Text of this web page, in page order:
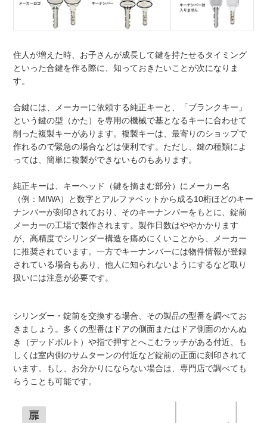
住人が増えた時、お子さんが成長して鍵を持たせるタイミング
といった合鍵を作る際に、知っておきたいことが次になりま
す。
合鍵には、メーカーに依頼する純正キーと、「ブランクキー」
という鍵の型（かた）を専用の機械で基となるキーに合わせて
削った複製キーがあります。複製キーは、最寄りのショップで
作れるので緊急の場合などは便利です。ただし、鍵の種類によ
っては、簡単に複製ができないものもあります。
純正キーは、キーヘッド（鍵を摘まむ部分）にメーカー名
（例：MIWA）と数字とアルファベットから成る10桁ほどのキー
ナンバーが刻印されており、そのキーナンバーをもとに、錠前
メーカーの工場で製作されます。製作日数はややかかります
が、高精度でシリンダー構造を痛めにくいことから、メーカー
に推奨されています。一方でキーナンバーには物件情報が登録
されている場合もあり、他人に知られないようにするなど取り
扱いには注意が必要です。
シリンダー・錠前を交換する場合、その製品の型番を調べてお
きましょう。多くの型番はドアの側面またはドア側面のかんぬ
き（デッドボルト）や指で押すとへこむラッチがある付近、も
しくは室内側のサムターンの付近など錠前の正面に刻印されて
います。もし、お分かりにならない場合は、専門店で調べても
らうことも可能です。